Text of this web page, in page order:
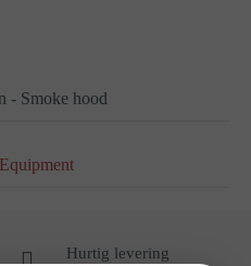
- Smoke hood
Hurtig levering